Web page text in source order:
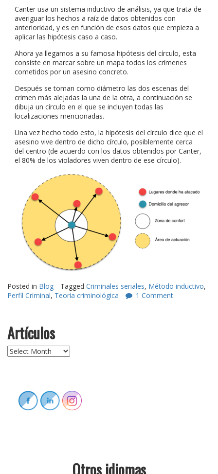
Canter usa un sistema inductivo de análisis, ya que trata de
averiguar los hechos a raíz de datos obtenidos con
anterioridad, y es en función de esos datos que empieza a
aplicar las hipótesis caso a caso.
Ahora ya llegamos a su famosa hipótesis del círculo, esta
consiste en marcar sobre un mapa todos los crímenes
cometidos por un asesino concreto.
Después se toman como diámetro las dos escenas del
crimen más alejadas la una de la otra, a continuación se
dibuja un círculo en el que se incluyen todas las
localizaciones mencionadas.
Una vez hecho todo esto, la hipótesis del círculo dice que el
asesino vive dentro de dicho círculo, posiblemente cerca
del centro (de acuerdo con los datos obtenidos por Canter,
el 80% de los violadores viven dentro de ese círculo).
Posted in Blog Tagged Criminales seriales, Método inductivo,
Perfil Criminal, Teoría criminológica 1 Comment
Artículos
Artículos
Otros idiomas